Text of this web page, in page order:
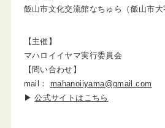
飯山市文化交流館なちゅら（飯山市大
【主催】
マハロイイヤマ実行委員会
【問い合わせ】
mail： mahanoiiyama@gmail.com
▶公式サイトはこちら